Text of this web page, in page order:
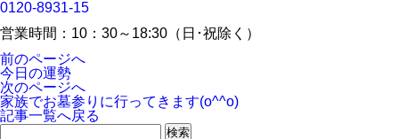
0120-8931-15
営業時間：10：30～18:30（日･祝除く）
前のページへ
今日の運勢
次のページへ
家族でお墓参りに行ってきます(o^^o)
記事一覧へ戻る